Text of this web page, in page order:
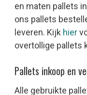
en maten pallets
ons pallets
leveren. Kijk hier
overtollige pallets
Pallets inkoop en
Alle gebruikte